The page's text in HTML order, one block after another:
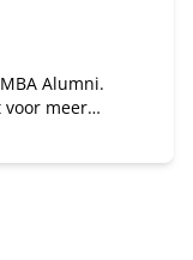
Alumni.
voor meer